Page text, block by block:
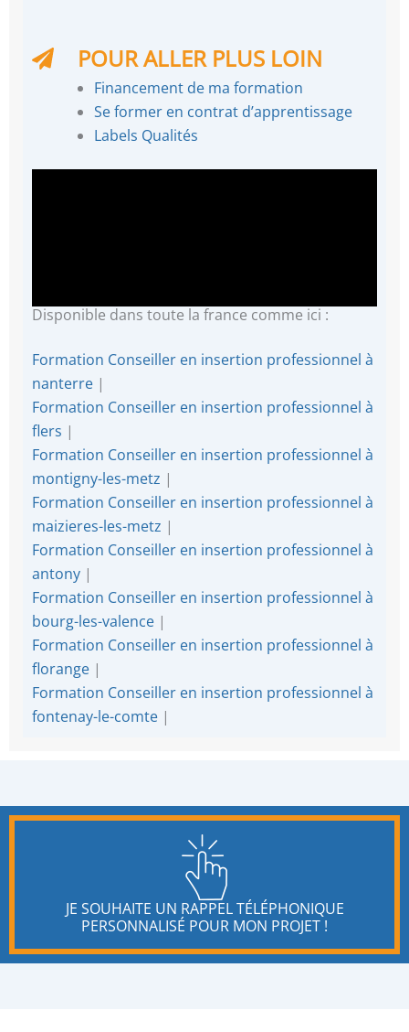
POUR ALLER PLUS LOIN
Financement de ma formation
Se former en contrat d’apprentissage
Labels Qualités
Disponible dans toute la france comme ici :
Formation Conseiller en insertion professionnel à
nanterre |
Formation Conseiller en insertion professionnel à
flers |
Formation Conseiller en insertion professionnel à
montigny-les-metz |
Formation Conseiller en insertion professionnel à
maizieres-les-metz |
Formation Conseiller en insertion professionnel à
antony |
Formation Conseiller en insertion professionnel à
bourg-les-valence |
Formation Conseiller en insertion professionnel à
florange |
Formation Conseiller en insertion professionnel à
fontenay-le-comte |
JE SOUHAITE UN RAPPEL TÉLÉPHONIQUE
PERSONNALISÉ POUR MON PROJET !